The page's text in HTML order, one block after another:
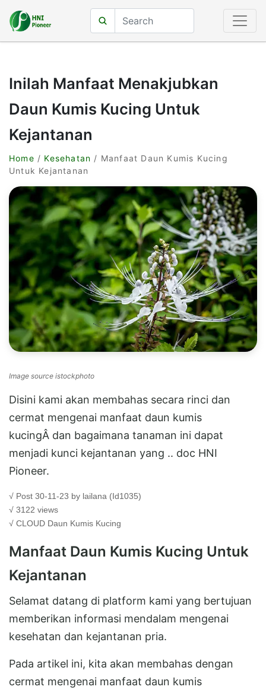
Inilah Manfaat Menakjubkan
Daun Kumis Kucing Untuk
Kejantanan
Home / Kesehatan / Manfaat Daun Kumis Kucing
Untuk Kejantanan
Image source istockphoto
Disini kami akan membahas secara rinci dan
cermat mengenai manfaat daun kumis
kucingÂ dan bagaimana tanaman ini dapat
menjadi kunci kejantanan yang .. doc HNI
Pioneer.
√ Post 30-11-23 by lailana (Id1035)
√ 3122 views
√ CLOUD Daun Kumis Kucing
Manfaat Daun Kumis Kucing Untuk
Kejantanan
Selamat datang di platform kami yang bertujuan
memberikan informasi mendalam mengenai
kesehatan dan kejantanan pria.
Pada artikel ini, kita akan membahas dengan
cermat mengenai manfaat daun kumis